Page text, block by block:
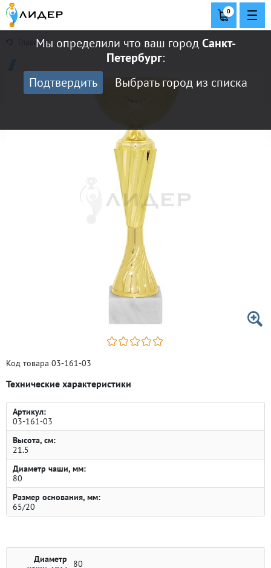
Мы определили что ваш городСанкт-
Петербург:
Подтвердить
Выбрать город из списка
0
Главная
Код товара 03-161-03
Технические характеристики
Артикул:
03-161-03
Высота, см:
21.5
Диаметр чаши, мм:
80
Размер основания, мм:
65/20
Диаметр
80